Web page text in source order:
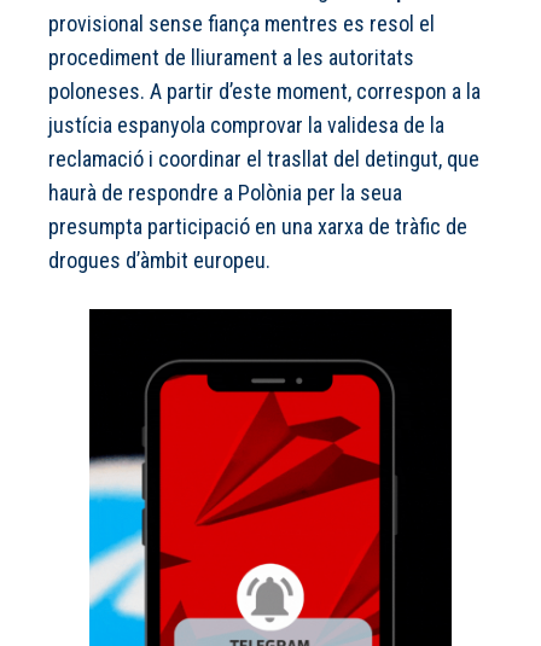
provisional sense fiança mentres es resol el
procediment de lliurament a les autoritats
poloneses. A partir d’este moment, correspon a la
justícia espanyola comprovar la validesa de la
reclamació i coordinar el trasllat del detingut, que
haurà de respondre a Polònia per la seua
presumpta participació en una xarxa de tràfic de
drogues d’àmbit europeu.